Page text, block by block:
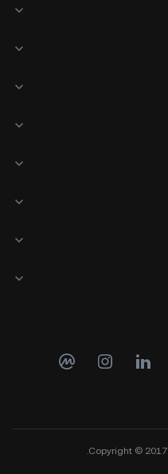
Copyright © 2017